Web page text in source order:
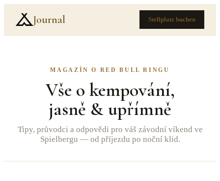
Journal Stellplatz buchen
MAGAZÍN O RED BULL RINGU
Vše o kempování,
jasně & upřímně
Tipy, průvodci a odpovědi pro váš závodní víkend ve
Spielbergu — od příjezdu po noční klid.